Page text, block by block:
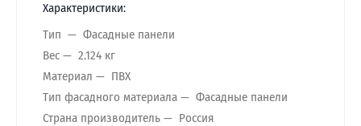
Характеристики:
Тип
Фасадные панели
Вес
2.124 кг
Материал
ПВХ
Тип фасадного материала
Фасадные панели
Страна производитель
Россия